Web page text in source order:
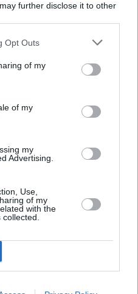
further disclose it to other
Opt Outs
of my
of my
my
Advertising.
Use,
of my
with the
πλήγματα
πυροβολικό και
την υποτιθέμενη
που ανακοινώθηκε
στρατηγό Μοχάμεντ
με τον τακτικό
του 2023. Στα τέλη